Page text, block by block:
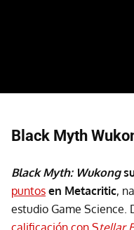
Black Myth
Black Myth: Wukong
puntos en Metacritic,
estudio Game Science.